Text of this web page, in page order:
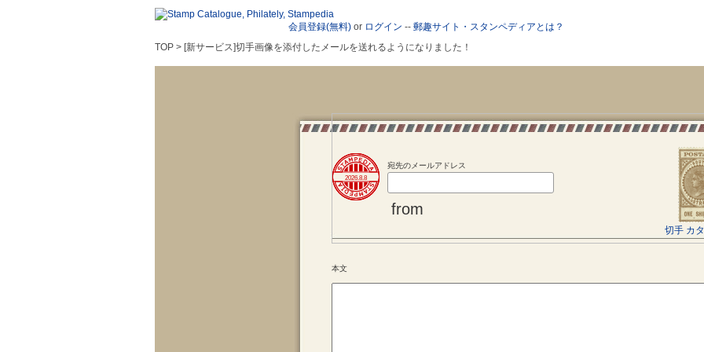
会員登録(無料) or ログイン -- 郵趣サイト・スタンペディアとは？
TOP > [新サービス]切手画像を添付したメールを送れるようになりました！
2026.8.8
宛先のメールアドレス
from
切手 カ
本文